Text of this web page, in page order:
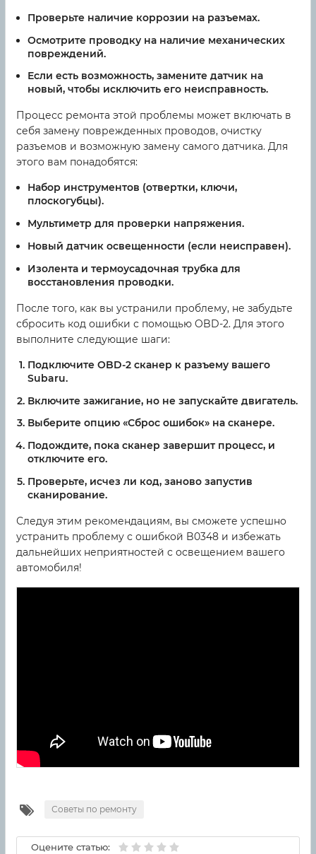
Проверьте наличие коррозии на разъемах.
Осмотрите проводку на наличие механических
повреждений.
Если есть возможность, замените датчик на
новый, чтобы исключить его неисправность.
Процесс ремонта этой проблемы может включать в
себя замену поврежденных проводов, очистку
разъемов и возможную замену самого датчика. Для
этого вам понадобятся:
Набор инструментов (отвертки, ключи,
плоскогубцы).
Мультиметр для проверки напряжения.
Новый датчик освещенности (если неисправен).
Изолента и термоусадочная трубка для
восстановления проводки.
После того, как вы устранили проблему, не забудьте
сбросить код ошибки с помощью OBD-2. Для этого
выполните следующие шаги:
Подключите OBD-2 сканер к разъему вашего
Subaru.
Включите зажигание, но не запускайте двигатель.
Выберите опцию «Сброс ошибок» на сканере.
Подождите, пока сканер завершит процесс, и
отключите его.
Проверьте, исчез ли код, заново запустив
сканирование.
Следуя этим рекомендациям, вы сможете успешно
устранить проблему с ошибкой B0348 и избежать
дальнейших неприятностей с освещением вашего
автомобиля!
Советы по ремонту
Оцените статью: